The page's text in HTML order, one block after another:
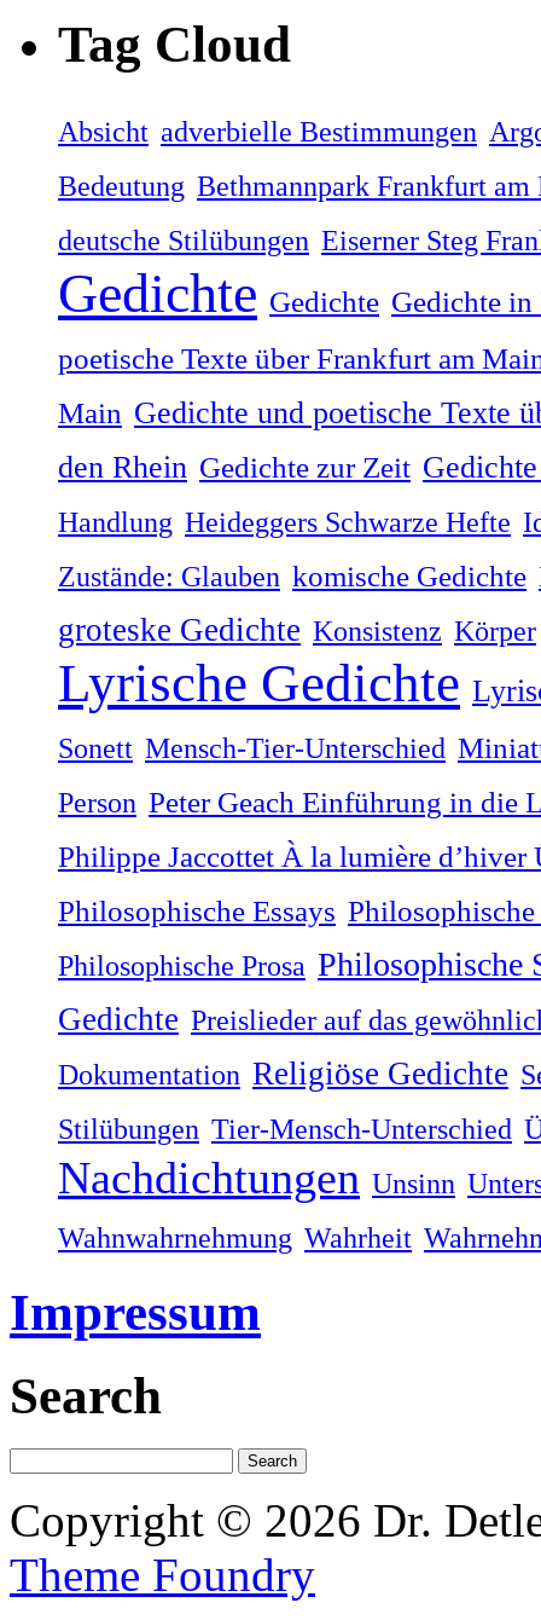
Tag Cloud
Absicht adverbielle Bestimmungen
Bedeutung Bethmannpark Frankfurt am
deutsche Stilübungen Eiserner Steg
Gedichte Gedichte Gedichte in
poetische Texte über Frankfurt am
Main Gedichte und poetische Texte
den Rhein Gedichte zur Zeit
Handlung Heideggers Schwarze Hefte
Zustände: Glauben komische Gedichte
groteske Gedichte Konsistenz Körper
Lyrische Gedichte
Sonett Mensch-Tier-Unterschied
Person Peter Geach Einführung in die
Philippe Jaccottet À la lumière dʼhiver
Philosophische Essays
Philosophische Prosa Philosophische
Gedichte Preislieder auf das
Dokumentation Religiöse Gedichte
Stilübungen Tier-Mensch-Unterschied
Nachdichtungen Unsinn
Wahnwahrnehmung Wahrheit
Impressum
Search
Copyright © 2026 Dr.
Theme Foundry